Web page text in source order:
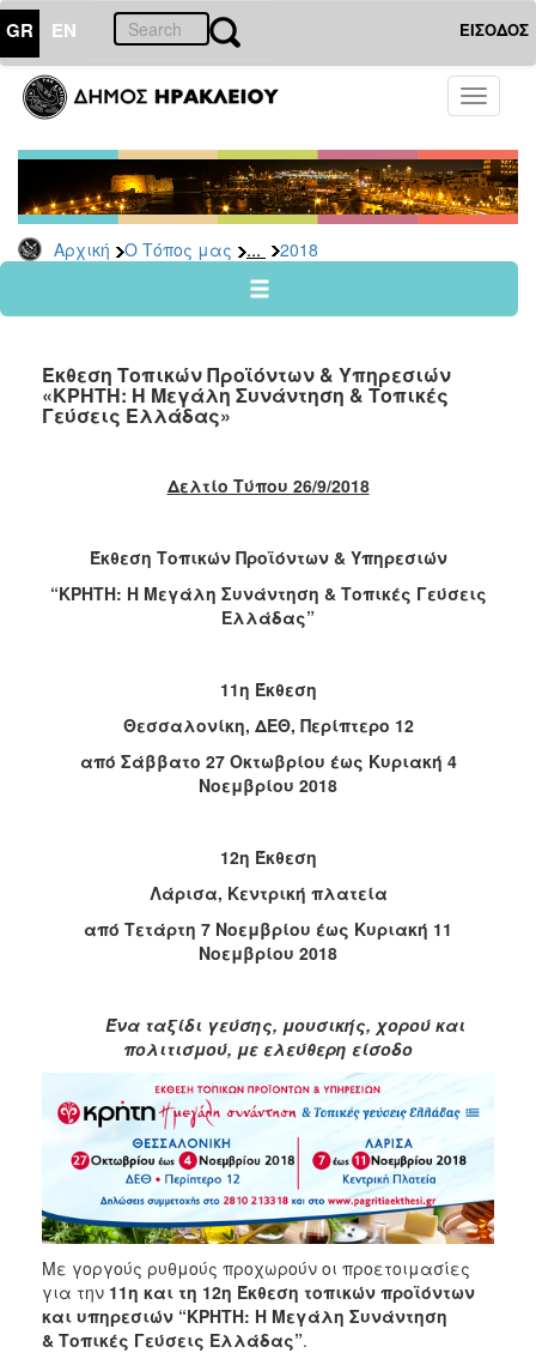
GR EN ΕΙΣΟΔΟΣ
Toggle
Αρχική Ο Τόπος μας ... 2018
ΤΟΠΟΣ
ΜΑΣ
Ανακοινώσεις
Αρχείο
2026
2024
2022
2021
2017
2016
Έκθεση Τοπικών Προϊόντων & Υπηρεσιών
«ΚΡΗΤΗ: Η Μεγάλη Συνάντηση & Τοπικές
Γεύσεις Ελλάδας»
Δελτίο Τύπου 26/9/2018
Έκθεση Τοπικών Προϊόντων & Υπηρεσιών
“ΚΡΗΤΗ: Η Μεγάλη Συνάντηση & Τοπικές Γεύσεις
Ελλάδας”
11η Έκθεση
Θεσσαλονίκη, ΔΕΘ, Περίπτερο 12
από Σάββατο 27 Οκτωβρίου έως Κυριακή 4
Νοεμβρίου 2018
12η Έκθεση
Λάρισα, Κεντρική πλατεία
από Τετάρτη 7 Νοεμβρίου έως Κυριακή 11
Νοεμβρίου 2018
Ένα ταξίδι γεύσης, μουσικής, χορού και
πολιτισμού, με ελεύθερη είσοδο
Με γοργούς ρυθμούς προχωρούν οι προετοιμασίες
για την 11η και τη 12η Έκθεση τοπικών προϊόντων
και υπηρεσιών “ΚΡΗΤΗ: Η Μεγάλη Συνάντηση
& Τοπικές Γεύσεις Ελλάδας”.